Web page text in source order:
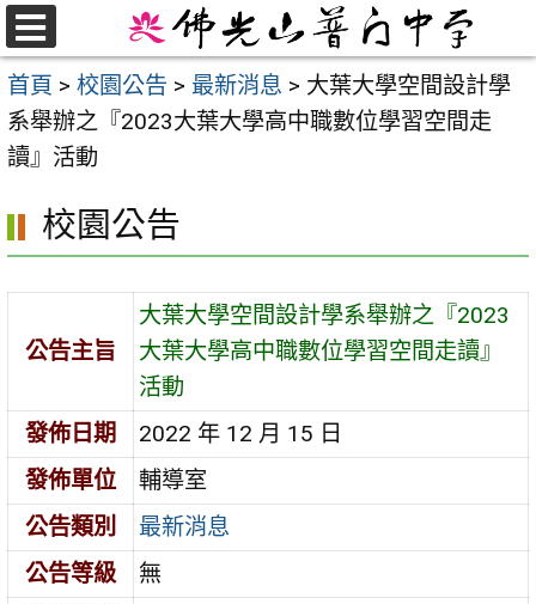
跳
至
主
要
內
首頁 > 校園公告 > 最新消息 > 大葉大學空間設計學
系舉辦之『2023大葉大學高中職數位學習空間走
讀』活動
校園公告
公告主旨
大葉大學空間設計學系舉辦之『2023
大葉大學高中職數位學習空間走讀』
活動
發佈日期
2022 年 12 月 15 日
發佈單位
輔導室
公告類別
最新消息
公告等級
無
選
單